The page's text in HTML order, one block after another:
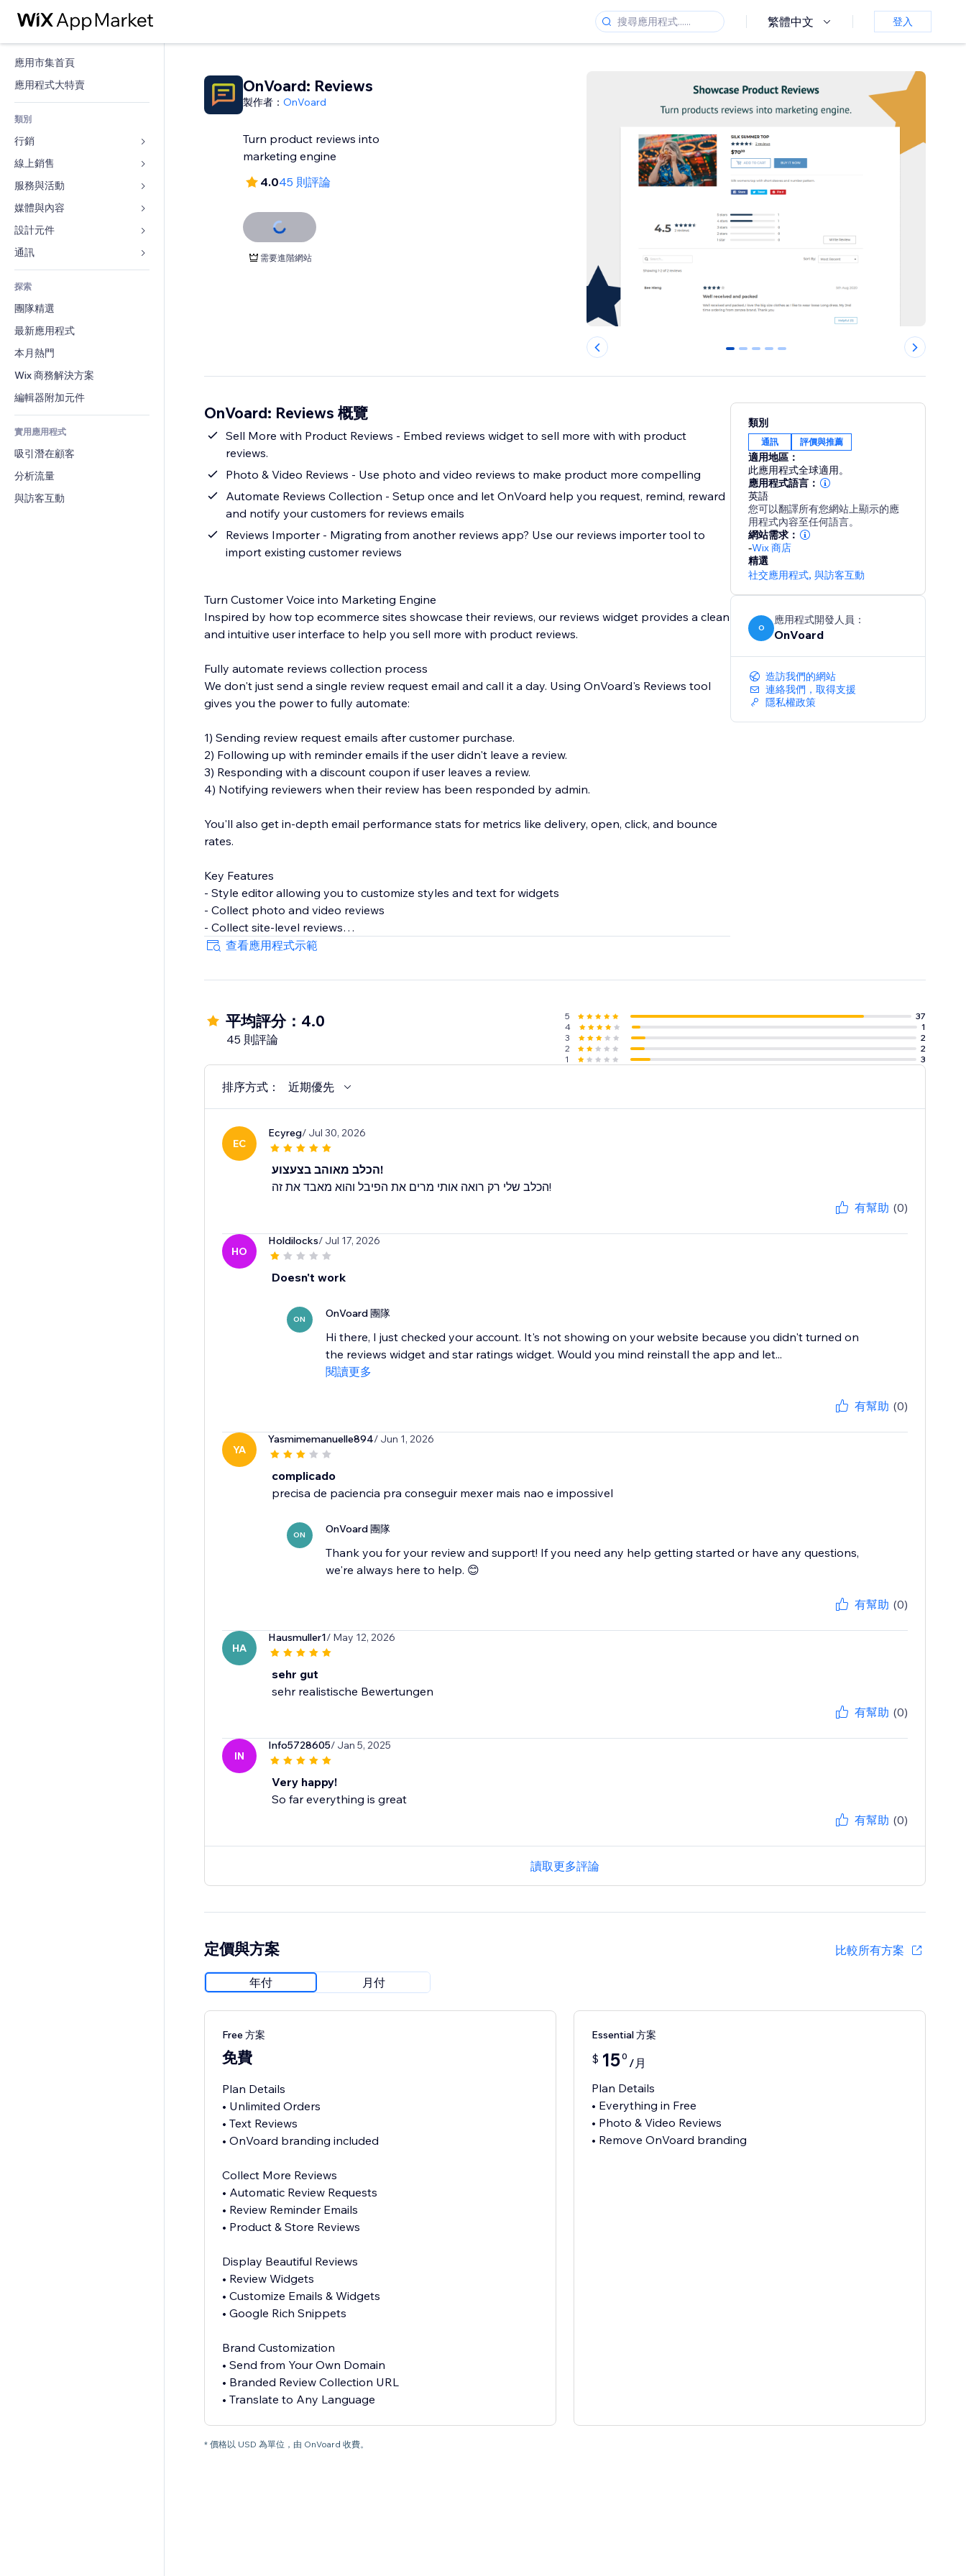
繁體中文 登入
應用市集首頁
應用程式大特賣
類別
行銷
廣告
行動裝置
分析
社交
發佈網站
電子郵件
轉換率
線上銷售
商店應用程式
出貨與送貨
付款按鈕
網路課程
會計
優惠券與酬賓計劃
倉儲解決方案
廠商直送
食品及飲料
服務與活動
旅館
活動
餐廳
不動產
預訂
媒體與內容
圖庫
音樂
Podcast
相片
影片
PDF
檔案分享
新聞
內容服務
設計元件
地圖與導航
隱私與安全性
時鐘
網頁範本
圖片效果
按鈕與選單
橫幅與徽章
計算機
搜尋
天氣
圖表與表格
表單
部落格
投票
聊天
留言
電話
社群
評價與推薦
CRM
探索
團隊精選
最新應用程式
本月熱門
Wix 商務解決方案
編輯器附加元件
實用應用程式
吸引潛在顧客
分析流量
與訪客互動
OnVoard: Reviews
製作者： OnVoard
Turn product reviews into
marketing engine
4.045 則評論
需要進階網站
0 1 2 3 4
OnVoard: Reviews 概覽
Sell More with Product Reviews - Embed reviews widget to sell more with with product
reviews.
Photo & Video Reviews - Use photo and video reviews to make product more compelling
Automate Reviews Collection - Setup once and let OnVoard help you request, remind, reward
and notify your customers for reviews emails
Reviews Importer - Migrating from another reviews app? Use our reviews importer tool to
import existing customer reviews
Turn Customer Voice into Marketing Engine
Inspired by how top ecommerce sites showcase their reviews, our reviews widget provides a clean
and intuitive user interface to help you sell more with product reviews.
Fully automate reviews collection process
We don't just send a single review request email and call it a day. Using OnVoard's Reviews tool
gives you the power to fully automate:
1) Sending review request emails after customer purchase.
2) Following up with reminder emails if the user didn't leave a review.
3) Responding with a discount coupon if user leaves a review.
4) Notifying reviewers when their review has been responded by admin.
You'll also get in-depth email performance stats for metrics like delivery, open, click, and bounce
rates.
Key Features
- Style editor allowing you to customize styles and text for widgets
- Collect photo and video reviews
- Collect site-level reviews
- Reviews collector page that supports custom branded url like "submit-reviews.yourdomain.com"
- Star rating widget
- Mobile optimized
- Translate widget to any languages.
查看應用程式示範
類別
通訊 評價與推薦
適用地區：
此應用程式全球適用。
應用程式語言：
英語
您可以翻譯所有您網站上顯示的應
用程式內容至任何語言。
網站需求：
-Wix 商店
精選
社交應用程式,與訪客互動
O
應用程式開發人員：
OnVoard
造訪我們的網站
連絡我們，取得支援
隱私權政策
平均評分：4.0
45 則評論
5
37
4
1
3
2
2
2
1
3
排序方式： 近期優先
EC
Ecyreg/ Jul 30, 2026
הכלב מאוהב בצעצוע!
הכלב שלי רק רואה אותי מרים את הפיבל והוא מאבד את זה!
有幫助 (0)
HO
Holdilocks/ Jul 17, 2026
Doesn't work
ON OnVoard 團隊
Hi there, I just checked your account. It's not showing on your website because you didn't turned on
the reviews widget and star ratings widget. Would you mind reinstall the app and let...
閱讀更多
有幫助 (0)
YA
Yasmimemanuelle894/ Jun 1, 2026
complicado
precisa de paciencia pra conseguir mexer mais nao e impossivel
ON OnVoard 團隊
Thank you for your review and support! If you need any help getting started or have any questions,
we're always here to help. 😊
有幫助 (0)
HA
Hausmuller1/ May 12, 2026
sehr gut
sehr realistische Bewertungen
有幫助 (0)
IN
Info5728605/ Jan 5, 2025
Very happy!
So far everything is great
有幫助 (0)
讀取更多評論
定價與方案 比較所有方案
年付 月付
Free 方案
免費
Plan Details
• Unlimited Orders
• Text Reviews
• OnVoard branding included
Collect More Reviews
• Automatic Review Requests
• Review Reminder Emails
• Product & Store Reviews
Display Beautiful Reviews
• Review Widgets
• Customize Emails & Widgets
• Google Rich Snippets
Brand Customization
• Send from Your Own Domain
• Branded Review Collection URL
Essential 方案
$ 150 /月
Plan Details
• Everything in Free
• Photo & Video Reviews
• Remove OnVoard branding
* 價格以 USD 為單位，由 OnVoard 收費。